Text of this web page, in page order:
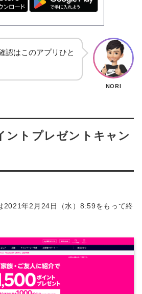
認はこのアプリひと
NORI
ントプレゼントキャン
2021年2月24日（水）8:59をもって終